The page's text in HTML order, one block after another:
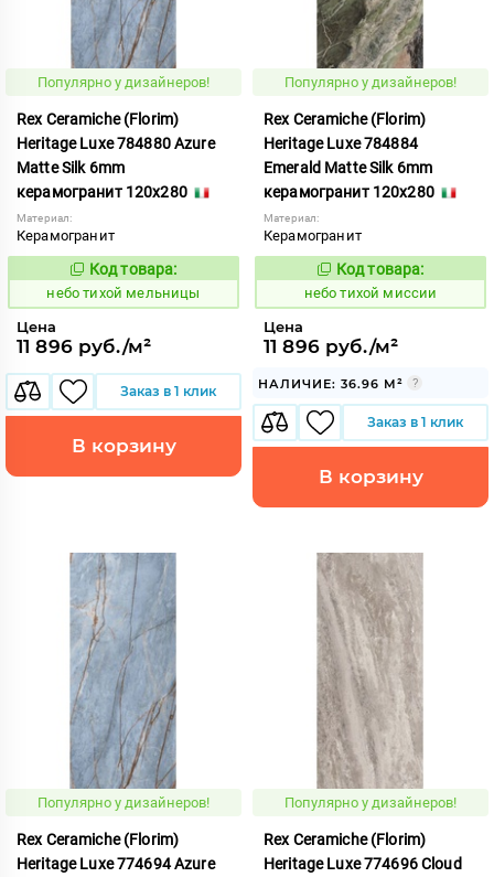
Популярно у дизайнеров!
Rex Ceramiche (Florim)
Heritage Luxe 784880 Azure
Matte Silk 6mm
керамогранит 120x280
Материал:
Керамогранит
1122049
Код товара:
небо тихой мельницы
Цена
11 896 руб./м²
Заказ в 1 клик
В корзину
Популярно у дизайнеров!
Rex Ceramiche (Florim)
Heritage Luxe 784884
Emerald Matte Silk 6mm
керамогранит 120x280
Материал:
Керамогранит
1122052
Код товара:
небо тихой миссии
Цена
11 896 руб./м²
НАЛИЧИЕ: 36.96 М²
Заказ в 1 клик
В корзину
Популярно у дизайнеров!
Rex Ceramiche (Florim)
Heritage Luxe 774694 Azure
Популярно у дизайнеров!
Rex Ceramiche (Florim)
Heritage Luxe 774696 Cloud